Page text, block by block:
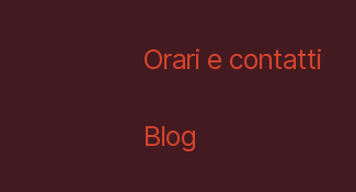
Orari e contatti
Blog